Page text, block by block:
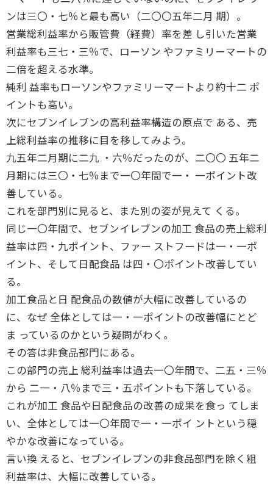
ンは三〇・七％と最も高い（二〇〇五年二月 期）。
営業総利益率から販管費（経費）率を差 し引いた営業
利益率も三七・三％で、ローソン やファミリーマートの
二倍を超える水準。
純利 益率もローソンやファミリーマートより約十二 ポ
イントも高い。
次にセブンイレブンの高利益率構造の原点で ある、売
上総利益率の推移に目を移してみよう。
九五年二月期に二九 ・六％だったのが、二〇〇 五年二
月期には三〇・七％まで一〇年間で一・ 一ポイント改
善している。
これを部門別に見ると、また別の姿が見えて くる。
同じ一〇年間で、セブンイレブンの加工 食品の売上総利
益率は四・九ポイント、ファー ストフードは一・一ポ
イント、そして日配食品 は四・〇ポイント改善してい
る。
加工食品と日 配食品の数値が大幅に改善しているの
に、なぜ 全体としては一・一ポイントの改善幅にとど
ま っているのかという疑問がわく。
その答は非食品部門にある。
この部門の売上 総利益率は過去一〇年間で、二五・三％
から 二一・八％まで三・五ポイントも下落している。
これが加工 食品や日配食品の改善の成果を食っ てしま
い、全体としては一〇年間で一・一ポイ ントという穏
やかな改善になっている。
言い換 えると、セブンイレブンの非食品部門を除く粗
利益率は、大幅に改善している。